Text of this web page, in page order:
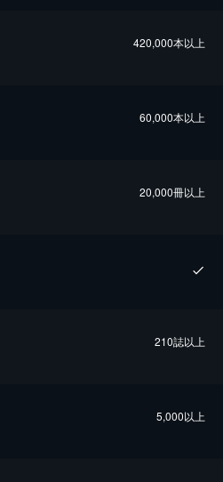
420,000本以上
60,000本以上
20,000冊以上
210誌以上
5,000以上